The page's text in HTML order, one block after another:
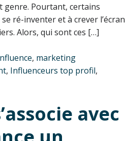
Pourtant, certains
ré-inventer et à crever l’écran
Alors, qui sont ces […]
, marketing
, Influenceurs top profil,
avec